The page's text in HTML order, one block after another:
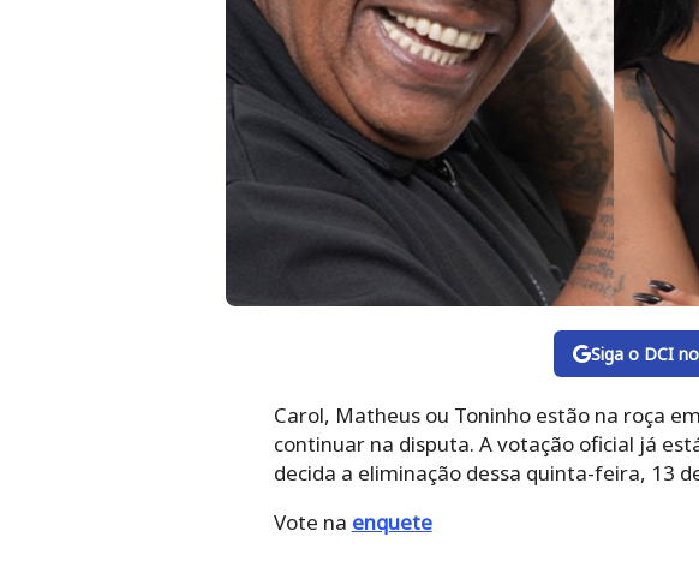
Siga o DCI
Carol, Matheus ou Toninho estão na roça
continuar na disputa. A votação oficial já
decida a eliminação dessa quinta-feira, 13
Vote na enquete